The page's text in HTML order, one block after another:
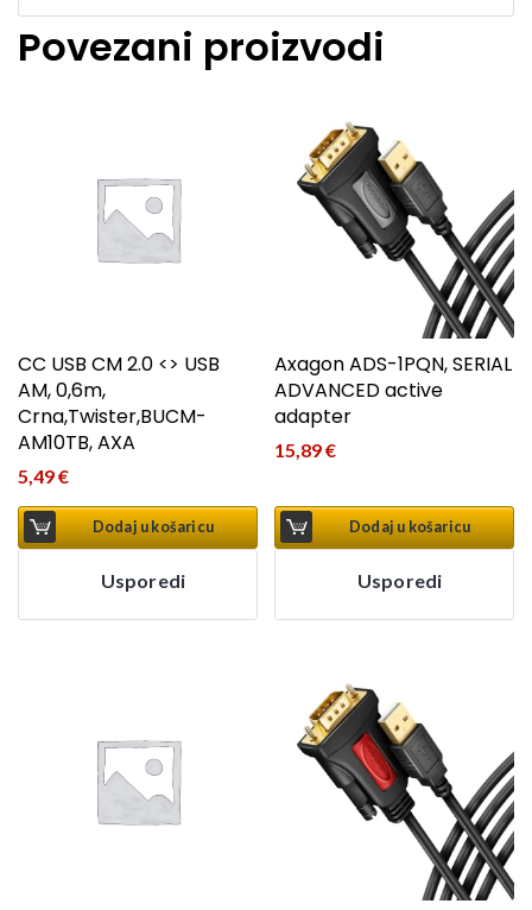
Povezani proizvodi
CC USB CM 2.0 <> USB
AM, 0,6m,
Crna,Twister,BUCM-
AM10TB, AXA
5,49€
Dodaj u košaricu
Usporedi
Axagon ADS-1PQN, SERIAL
ADVANCED active
adapter
15,89€
Dodaj u košaricu
Usporedi